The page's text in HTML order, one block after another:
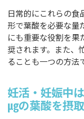
日常的にこれらの食
形で葉酸を必要な量
にも重要な役割を果
奨されます。また、
ることも一つの方法
妊活・妊娠中
㎍の葉酸を摂取